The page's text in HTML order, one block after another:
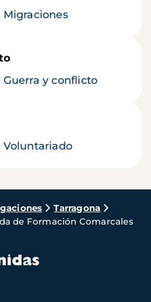
y conflicto
Voluntariado
Tarragona
de Formación Comarcales